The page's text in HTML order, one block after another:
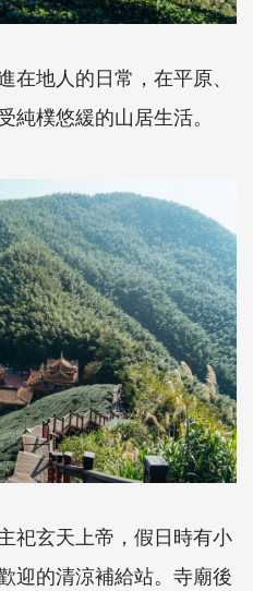
地人的日常，在平原、
樸悠緩的山居生活。
祀玄天上帝，假日時有小
迎的清涼補給站。寺廟後